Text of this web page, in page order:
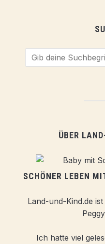
ÜBER
SCHÖNER LEBEN
Land-und-Kind.de
Ich hatte viel